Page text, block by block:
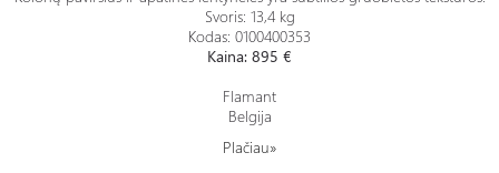
Svoris: 13,4 kg
Kodas: 0100400353
Kaina: 895 €
Flamant
Belgija
Plačiau»